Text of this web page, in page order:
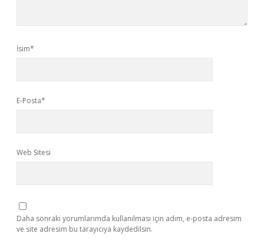
İsim*
E-Posta*
Web Sitesi
Daha sonraki yorumlarımda kullanılması için adım, e-posta adresim
ve site adresim bu tarayıcıya kaydedilsin.